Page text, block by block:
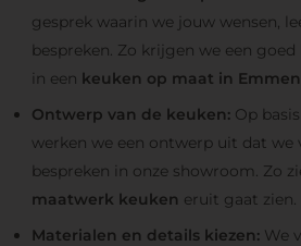
gesprek waarin we jouw wensen,
bespreken. Zo krijgen we een
in een keuken op maat in Emmen
Ontwerp van de keuken: Op
werken we een ontwerp uit dat we
bespreken in onze showroom. Zo
maatwerk keuken eruit gaat zien.
Materialen en details kiezen: We